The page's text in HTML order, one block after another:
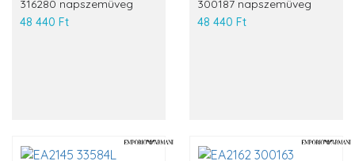
316280 napszemüveg
48 440 Ft
300187 napszemüveg
48 440 Ft